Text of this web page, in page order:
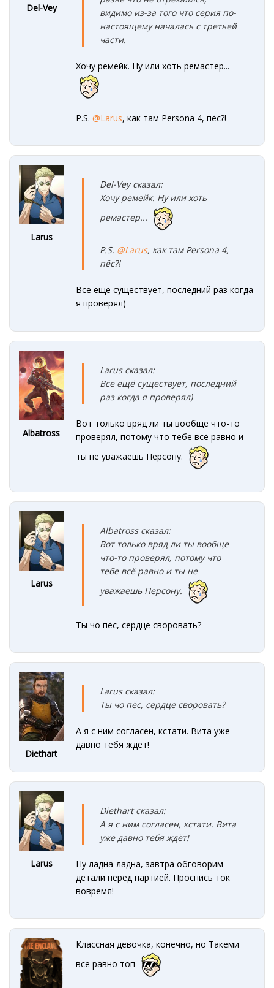
Del-Vey
видимо из-за того что серия по-
настоящему началась с третьей
части.
Хочу ремейк. Ну или хоть ремастер...
P.S.@Larus, как там Persona 4, пёс?!
Larus
Del-Vey сказал:
Хочу ремейк. Ну или хоть
ремастер...
P.S. @Larus, как там Persona 4,
пёс?!
Все ещё существует, последний раз когда
я проверял)
Albatross
Larus сказал:
Все ещё существует, последний
раз когда я проверял)
Вот только вряд ли ты вообще что-то
проверял, потому что тебе всё равно и
ты не уважаешь Персону.
Larus
Albatross сказал:
Вот только вряд ли ты вообще
что-то проверял, потому что
тебе всё равно и ты не
уважаешь Персону.
Ты чо пёс, сердце своровать?
Diethart
Larus сказал:
Ты чо пёс, сердце своровать?
А я с ним согласен, кстати. Вита уже
давно тебя ждёт!
Larus
Diethart сказал:
А я с ним согласен, кстати. Вита
уже давно тебя ждёт!
Ну ладна-ладна, завтра обговорим
детали перед партией. Проснись ток
вовремя!
Классная девочка, конечно, но Такеми
все равно топ